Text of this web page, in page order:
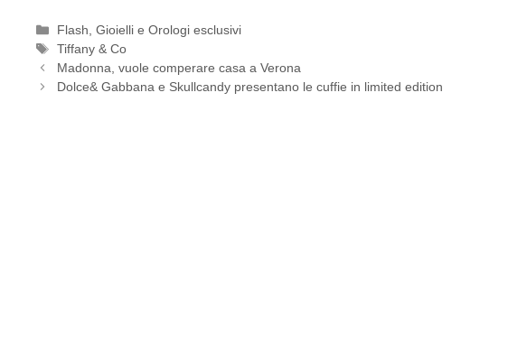
Categorie
Flash ,Gioielli e Orologi esclusivi
Tag
Tiffany & Co
Madonna, vuole comperare casa a Verona
Dolce& Gabbana e Skullcandy presentano le cuffie in limited edition